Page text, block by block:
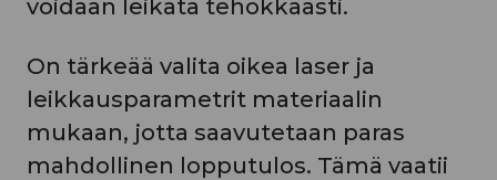
voidaan leikata tehokkaasti.
On tärkeää valita oikea laser ja
leikkausparametrit materiaalin
mukaan, jotta saavutetaan paras
mahdollinen lopputulos. Tämä vaatii